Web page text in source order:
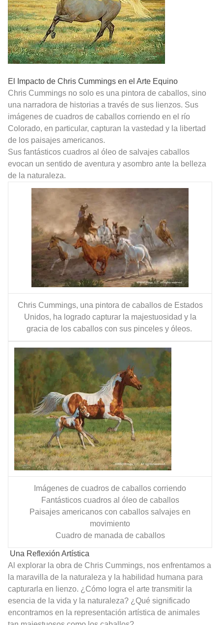
El Impacto de Chris Cummings en el Arte Equino
Chris Cummings no solo es una pintora de caballos, sino
una narradora de historias a través de sus lienzos. Sus
imágenes de cuadros de caballos corriendo en el río
Colorado, en particular, capturan la vastedad y la libertad
de los paisajes americanos.
Sus fantásticos cuadros al óleo de salvajes caballos
evocan un sentido de aventura y asombro ante la belleza
de la naturaleza.
Chris Cummings, una pintora de caballos de Estados
Unidos, ha logrado capturar la majestuosidad y la
gracia de los caballos con sus pinceles y óleos.
Imágenes de cuadros de caballos corriendo
Fantásticos cuadros al óleo de caballos
Paisajes americanos con caballos salvajes en
movimiento
Cuadro de manada de caballos
Una Reflexión Artística
Al explorar la obra de Chris Cummings, nos enfrentamos a
la maravilla de la naturaleza y la habilidad humana para
capturarla en lienzo. ¿Cómo logra el arte transmitir la
esencia de la vida y la naturaleza? ¿Qué significado
encontramos en la representación artística de animales